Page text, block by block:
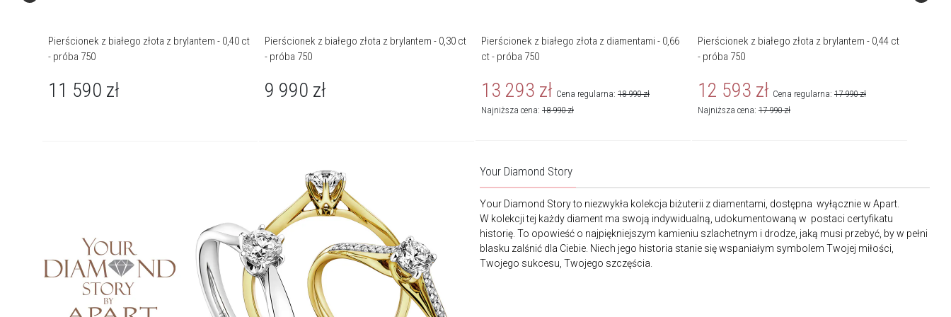
Pierścionek z białego złota z brylantem - 0,40 ct
- próba 750
11 590 zł
Pierścionek z białego złota z brylantem - 0,30 ct
- próba 750
9 990 zł
Pierścionek z białego złota z diamentami - 0,66
ct - próba 750
13 293 zł Cena regularna: 18 990 zł
Najniższa cena: 18 990 zł
Pierścionek z białego złota z brylantem - 0,44 ct
- próba 750
12 593 zł Cena regularna: 17 990 zł
Najniższa cena: 17 990 zł
Your Diamond Story
Your Diamond Story to niezwykła kolekcja biżuterii z diamentami, dostępna wyłącznie w Apart.
W kolekcji tej każdy diament ma swoją indywidualną, udokumentowaną w postaci certyfikatu
historię. To opowieść o najpiękniejszym kamieniu szlachetnym i drodze, jaką musi przebyć, by w pełni
blasku zalśnić dla Ciebie. Niech jego historia stanie się wspaniałym symbolem Twojej miłości,
Twojego sukcesu, Twojego szczęścia.